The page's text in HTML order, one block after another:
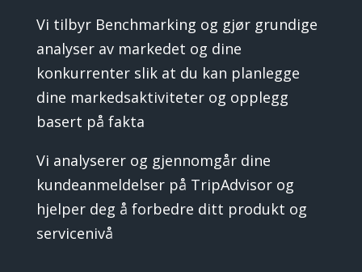
Vi tilbyr Benchmarking og gjør grundige
analyser av markedet og dine
konkurrenter slik at du kan planlegge
dine markedsaktiviteter og opplegg
basert på fakta
Vi analyserer og gjennomgår dine
kundeanmeldelser på TripAdvisor og
hjelper deg å forbedre ditt produkt og
servicenivå